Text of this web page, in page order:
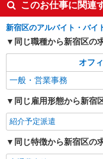
このお仕事に関連
新宿区のアルバイト・バイ
同じ職種から新宿区の
オフ
一般・営業事務
同じ雇用形態から新宿
紹介予定派遣
同じ特徴から新宿区の